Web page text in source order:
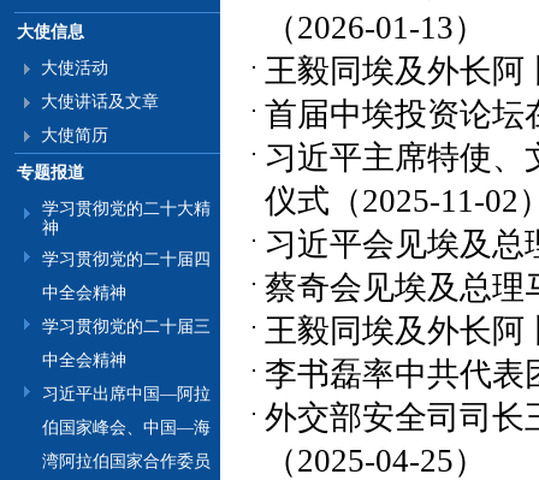
大使信息
大使活动
大使讲话及文章
大使简历
专题报道
学习贯彻党的二十大精
神
学习贯彻党的二十届四
中全会精神
学习贯彻党的二十届三
中全会精神
习近平出席中国—阿拉
伯国家峰会、中国—海
湾阿拉伯国家合作委员
（2026-01-13）
王毅同埃及外长阿
首届中埃投资论坛
习近平主席特使、
仪式（2025-11-02
习近平会见埃及总
蔡奇会见埃及总理
王毅同埃及外长阿
李书磊率中共代表
外交部安全司司长
（2025-04-25）